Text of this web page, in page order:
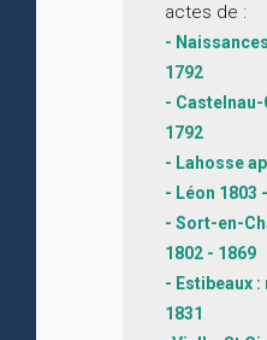
actes de :
-
1792
-
1792
- Lahosse
- Léon 1803
- Sort-en-
1802 - 1869
- Estibeaux
1831